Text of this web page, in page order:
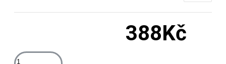
388Kč